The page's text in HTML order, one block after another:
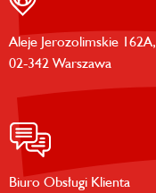
Aleje Jerozolimskie 162A,
02-342 Warszawa
Biuro Obsługi Klienta